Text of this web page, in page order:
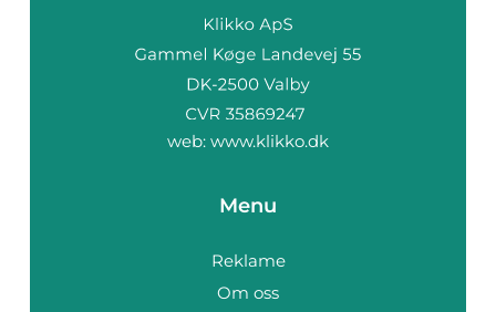
web: www.klikko.dk
Menu
Reklame
Om oss